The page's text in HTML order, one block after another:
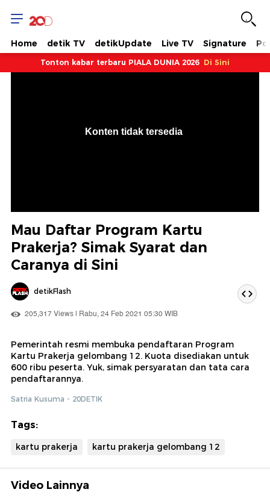
Home detik TV detikUpdate Live TV Signature
Tonton kabar terbaru PIALA DUNIA 2026 Di Sini
Konten tidak tersedia
Mau Daftar Program Kartu
Prakerja? Simak Syarat dan
Caranya di Sini
detikFlash
205,317 Views | Rabu, 24 Feb 2021 05:30 WIB
Pemerintah resmi membuka pendaftaran Program
Kartu Prakerja gelombang 12. Kuota disediakan untuk
600 ribu peserta. Yuk, simak persyaratan dan tata cara
pendaftarannya.
Satria Kusuma - 20DETIK
Tags:
kartu prakerja kartu prakerja gelombang 12
Video Lainnya